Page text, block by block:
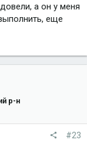
а он у меня
еще
р-н
#23